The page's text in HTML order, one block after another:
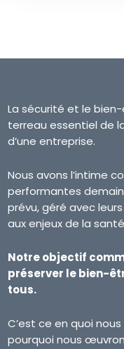
La sécurité et le
terreau essentiel de
d’une entreprise.
Nous avons l’intime
performantes
prévu, géré avec
aux enjeux de la
Notre objectif
préserver le bien-
tous.
C’est ce en quoi
pourquoi nous